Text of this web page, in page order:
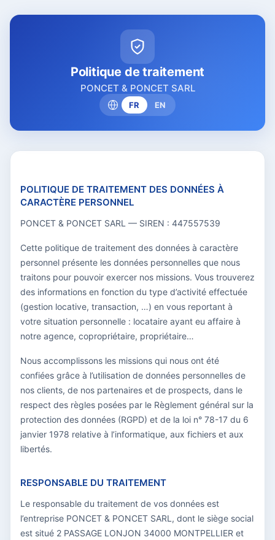
Politique de traitement
PONCET & PONCET SARL
FR EN
POLITIQUE DE TRAITEMENT DES DONNÉES À
CARACTÈRE PERSONNEL
PONCET & PONCET SARL — SIREN : 447557539
Cette politique de traitement des données à caractère
personnel présente les données personnelles que nous
traitons pour pouvoir exercer nos missions. Vous trouverez
des informations en fonction du type d’activité effectuée
(gestion locative, transaction, …) en vous reportant à
votre situation personnelle : locataire ayant eu affaire à
notre agence, copropriétaire, propriétaire…
Nous accomplissons les missions qui nous ont été
confiées grâce à l’utilisation de données personnelles de
nos clients, de nos partenaires et de prospects, dans le
respect des règles posées par le Règlement général sur la
protection des données (RGPD) et de la loi n° 78-17 du 6
janvier 1978 relative à l’informatique, aux fichiers et aux
libertés.
RESPONSABLE DU TRAITEMENT
Le responsable du traitement de vos données est
l’entreprise PONCET & PONCET SARL, dont le siège social
est situé 2 PASSAGE LONJON 34000 MONTPELLIER et